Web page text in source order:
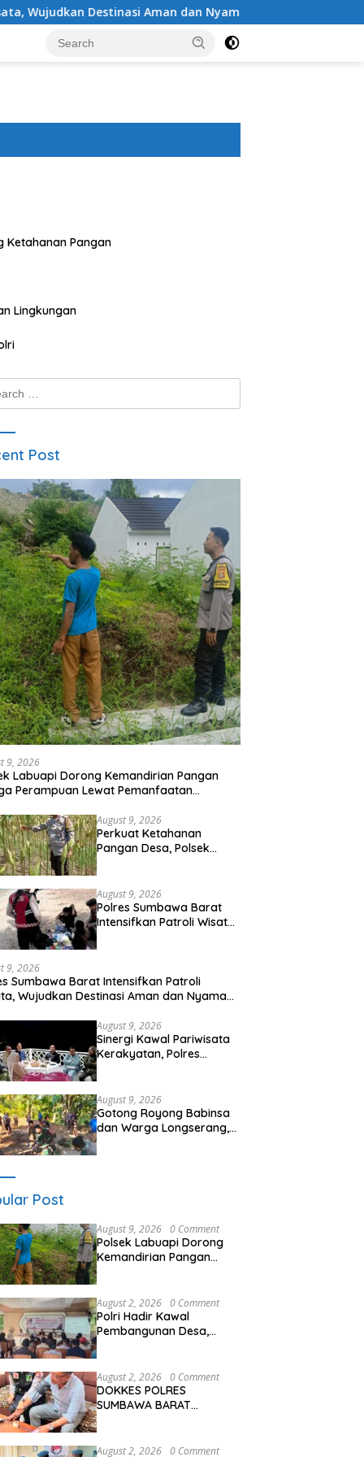
Aman dan Nyaman bagi Masyarakat
Ketahanan Pangan
Lingkungan
Post
9, 2026
Labuapi Dorong Kemandirian Pangan
Perampuan Lewat Pemanfaatan
August 9, 2026
Perkuat Ketahanan
Pangan Desa, Polsek
August 9, 2026
Polres Sumbawa Barat
Intensifkan Patroli Wisata,
9, 2026
Sumbawa Barat Intensifkan Patroli
Wujudkan Destinasi Aman dan Nyaman
August 9, 2026
Sinergi Kawal Pariwisata
Kerakyatan, Polres
Sharing Pengelolaan
Pariwisata Bendungan Tiu
Suntuk”
August 9, 2026
Gotong Royong Babinsa
dan Warga Longserang,
Post
August 9, 2026 0 Comment
Polsek Labuapi Dorong
Kemandirian Pangan
Pekarangan Rumah
August 2, 2026 0 Comment
Polri Hadir Kawal
Pembangunan Desa,
Musdes
August 2, 2026 0 Comment
DOKKES POLRES
SUMBAWA BARAT
PERSONEL OPS ANTIK
August 2, 2026 0 Comment